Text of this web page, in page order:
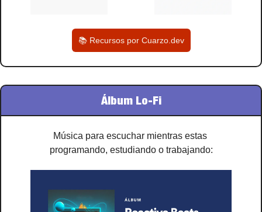
📚 Recursos por Cuarzo.dev
Álbum Lo-Fi
Música para escuchar mientras estas
programando, estudiando o trabajando: